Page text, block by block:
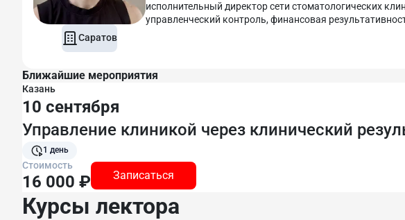
Саратов
исполнительный директор сети стоматологических
управленческий контроль, финансовая
Ближайшие мероприятия
Казань
10 сентября
Управление клиникой через клинический
1 день
Стоимость
16 000 ₽ Записаться
Курсы лектора